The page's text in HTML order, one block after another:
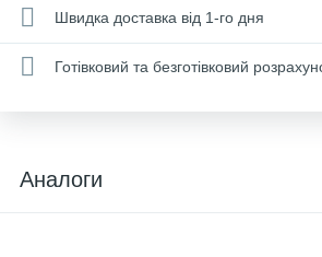
Швидка доставка від 1-го дня
Готівковий та безготівковий
Аналоги